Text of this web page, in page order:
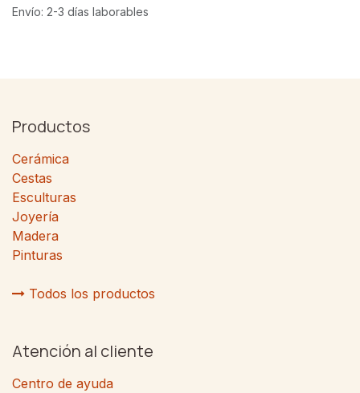
Envío: 2-3 días laborables
Productos
Cerámica
Cestas
Esculturas
Joyería
Madera
Pinturas
Todos los productos
Atención al cliente
Centro de ayuda